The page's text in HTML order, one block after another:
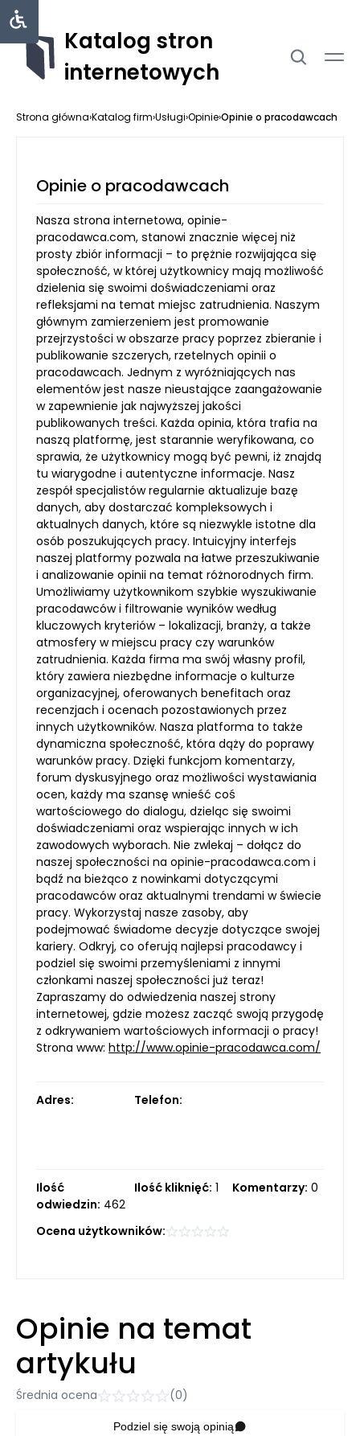
Katalog stron
internetowych
Strona główna›Katalog firm›Usługi›Opinie›Opinie o pracodawcach
Opinie o pracodawcach
Nasza strona internetowa, opinie-
pracodawca.com, stanowi znacznie więcej niż
prosty zbiór informacji – to prężnie rozwijająca się
społeczność, w której użytkownicy mają możliwość
dzielenia się swoimi doświadczeniami oraz
refleksjami na temat miejsc zatrudnienia. Naszym
głównym zamierzeniem jest promowanie
przejrzystości w obszarze pracy poprzez zbieranie i
publikowanie szczerych, rzetelnych opinii o
pracodawcach. Jednym z wyróżniających nas
elementów jest nasze nieustające zaangażowanie
w zapewnienie jak najwyższej jakości
publikowanych treści. Każda opinia, która trafia na
naszą platformę, jest starannie weryfikowana, co
sprawia, że użytkownicy mogą być pewni, iż znajdą
tu wiarygodne i autentyczne informacje. Nasz
zespół specjalistów regularnie aktualizuje bazę
danych, aby dostarczać kompleksowych i
aktualnych danych, które są niezwykle istotne dla
osób poszukujących pracy. Intuicyjny interfejs
naszej platformy pozwala na łatwe przeszukiwanie
i analizowanie opinii na temat różnorodnych firm.
Umożliwiamy użytkownikom szybkie wyszukiwanie
pracodawców i filtrowanie wyników według
kluczowych kryteriów – lokalizacji, branży, a także
atmosfery w miejscu pracy czy warunków
zatrudnienia. Każda firma ma swój własny profil,
który zawiera niezbędne informacje o kulturze
organizacyjnej, oferowanych benefitach oraz
recenzjach i ocenach pozostawionych przez
innych użytkowników. Nasza platforma to także
dynamiczna społeczność, która dąży do poprawy
warunków pracy. Dzięki funkcjom komentarzy,
forum dyskusyjnego oraz możliwości wystawiania
ocen, każdy ma szansę wnieść coś
wartościowego do dialogu, dzieląc się swoimi
doświadczeniami oraz wspierając innych w ich
zawodowych wyborach. Nie zwlekaj – dołącz do
naszej społeczności na opinie-pracodawca.com i
bądź na bieżąco z nowinkami dotyczącymi
pracodawców oraz aktualnymi trendami w świecie
pracy. Wykorzystaj nasze zasoby, aby
podejmować świadome decyzje dotyczące swojej
kariery. Odkryj, co oferują najlepsi pracodawcy i
podziel się swoimi przemyśleniami z innymi
członkami naszej społeczności już teraz!
Zapraszamy do odwiedzenia naszej strony
internetowej, gdzie możesz zacząć swoją przygodę
z odkrywaniem wartościowych informacji o pracy!
Strona www: http://www.opinie-pracodawca.com/
Adres: Telefon:
Ilość
odwiedzin: 462
Ilość kliknięć: 1 Komentarzy: 0
Ocena użytkowników:
Opinie na temat
artykułu
Średnia ocena (0)
Podziel się swoją opinią